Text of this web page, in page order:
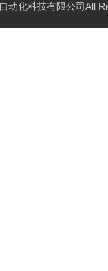
自动化科技有限公司